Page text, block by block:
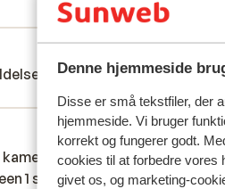
Denne hjemmeside
Disse er små tekstfiler, der
hjemmeside. Vi bruger
korrekt og fungerer godt.
cookies til at forbedre vores
givet os, og marketing-
der ærligt afspejler deres
22. jan. 2026
kamer appartement kan
1 slaapkamer
kamer appartement kan
1 slaapkamer